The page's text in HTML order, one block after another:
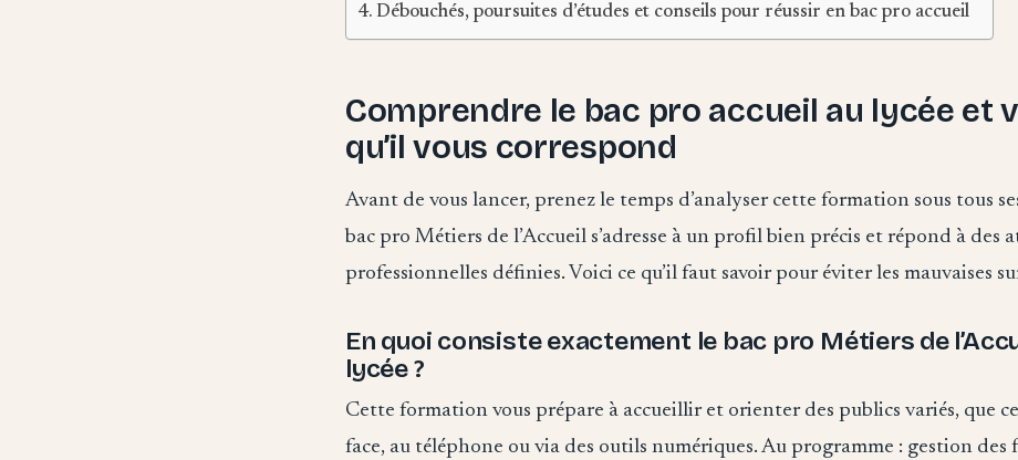
Débouchés, poursuites d’études et conseils pour réussir en bac pro accueil
Comprendre le bac pro accueil au lycée et
qu’il vous correspond
Avant de vous lancer, prenez le temps d’analyser cette formation sous tous
bac pro Métiers de l’Accueil s’adresse à un profil bien précis et répond à des
professionnelles définies. Voici ce qu’il faut savoir pour éviter les mauvaises
En quoi consiste exactement le bac pro Métiers de
lycée ?
Cette formation vous prépare à accueillir et orienter des publics variés, que
face, au téléphone ou via des outils numériques. Au programme : gestion des